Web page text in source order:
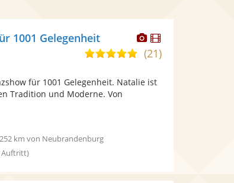
Dieser
Künstler
stellt
Fotos
bereit.
Dieser
Künstler
1001 Gelegenheit
5,0
5
(21)
für 1001 Gelegenheit. Natalie ist
Tradition und Moderne. Von
252 km von Neubrandenburg
Auftritt)